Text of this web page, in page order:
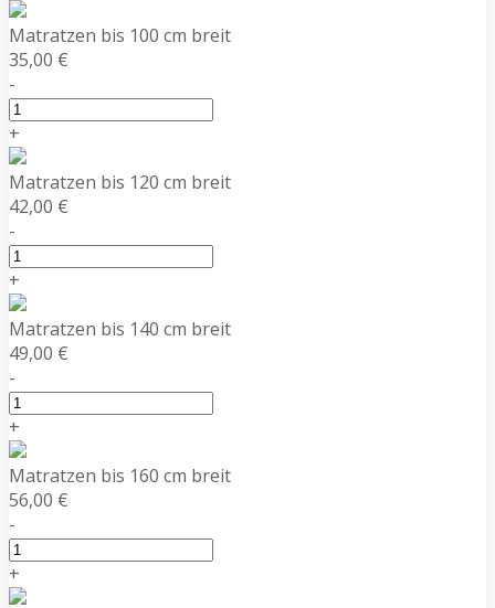
Matratzen bis 100 cm breit
35,00 €
-
+
Matratzen bis 120 cm breit
42,00 €
-
+
Matratzen bis 140 cm breit
49,00 €
-
+
Matratzen bis 160 cm breit
56,00 €
-
+